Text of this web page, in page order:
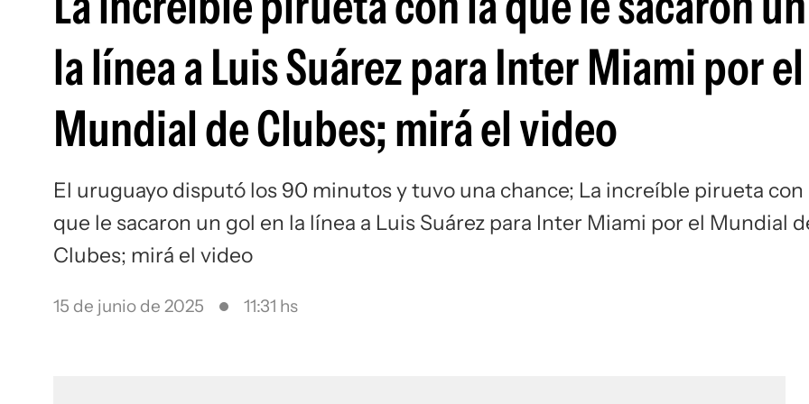
la línea a Luis Suárez para Inter Miami por el
Mundial de Clubes; mirá el video
El uruguayo disputó los 90 minutos y tuvo una chance; La increíble pirueta con
que le sacaron un gol en la línea a Luis Suárez para Inter Miami por el Mundial
Clubes; mirá el video
15 de junio de 2025 11:31 hs